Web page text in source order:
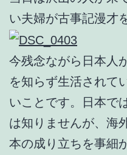
い夫婦が古事記漫才
今残念ながら日本人
を知らず生活されて
いことです。日本で
は知りませんが、海
本の成り立ちを事細